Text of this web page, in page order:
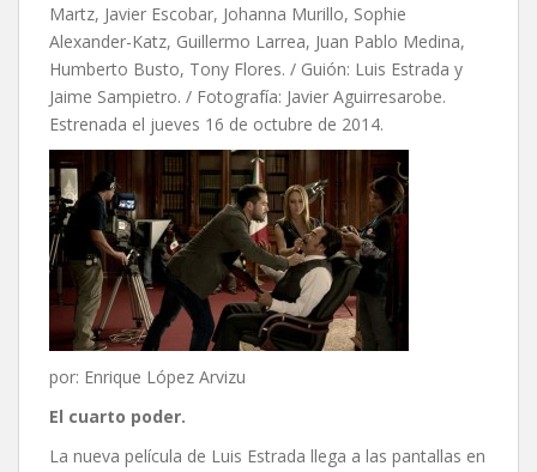
Martz, Javier Escobar, Johanna Murillo, Sophie
Alexander-Katz, Guillermo Larrea, Juan Pablo Medina,
Humberto Busto, Tony Flores. / Guión: Luis Estrada y
Jaime Sampietro. / Fotografía: Javier Aguirresarobe.
Estrenada el jueves 16 de octubre de 2014.
por: Enrique López Arvizu
El cuarto poder.
La nueva película de Luis Estrada llega a las pantallas en